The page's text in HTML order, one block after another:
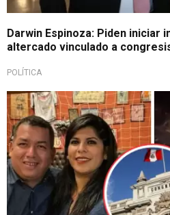
Darwin Espinoza: Piden iniciar
altercado vinculado a
POLÍTICA
Congreso campo de batalla